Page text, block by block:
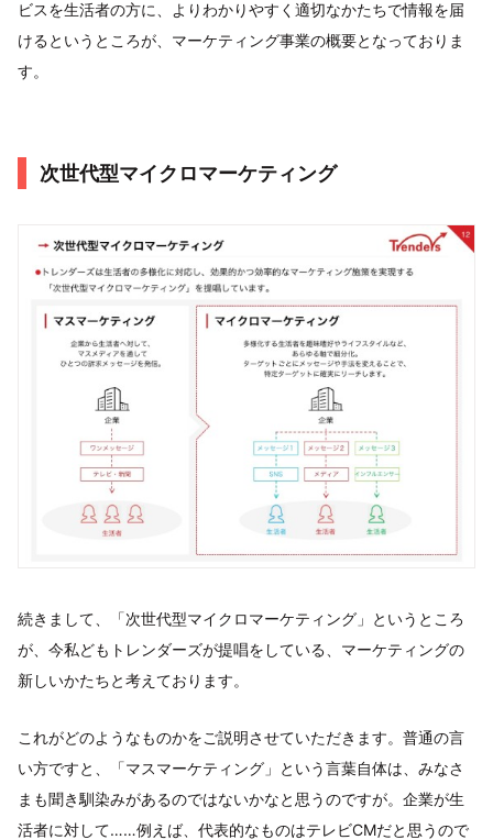
ビスを生活者の方に、よりわかりやすく適切なかたちで情報を届
けるというところが、マーケティング事業の概要となっておりま
す。
次世代型マイクロマーケティング
続きまして、「次世代型マイクロマーケティング」というところ
が、今私どもトレンダーズが提唱をしている、マーケティングの
新しいかたちと考えております。
これがどのようなものかをご説明させていただきます。普通の言
い方ですと、「マスマーケティング」という言葉自体は、みなさ
まも聞き馴染みがあるのではないかなと思うのですが。企業が生
活者に対して……例えば、代表的なものはテレビCMだと思うので